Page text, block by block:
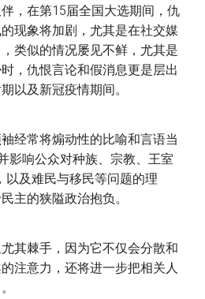
，在第15届全国大选期间，仇
现象将加剧，尤其是在社交媒
类似的情况屡见不鲜，尤其是
，仇恨言论和假消息更是层出
以及新冠疫情期间。
经常将煽动性的比喻和言语当
影响公众对种族、宗教、王室
以及难民与移民等问题的理
主的狭隘政治抱负。
其棘手，因为它不仅会分散和
注意力，还将进一步把相关人